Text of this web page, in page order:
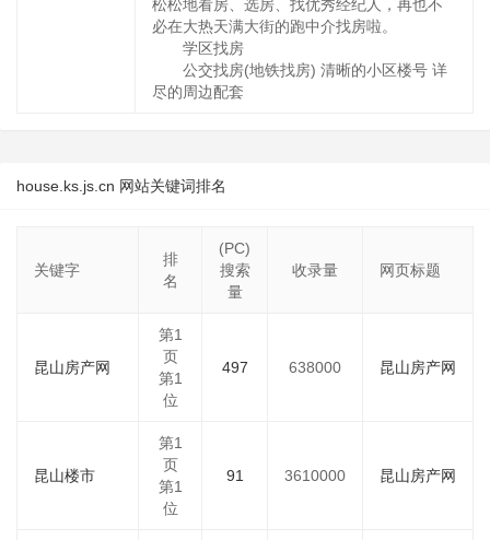
松松地看房、选房、找优秀经纪人，再也不
必在大热天满大街的跑中介找房啦。
学区找房
公交找房(地铁找房) 清晰的小区楼号 详
尽的周边配套
house.ks.js.cn 网站关键词排名
关键字
排
名
(PC)
搜索
量
收录量 网页标题
昆山房产网
第1
页
第1
位
497 638000 昆山房产网
昆山楼市
第1
页
第1
位
91 3610000 昆山房产网